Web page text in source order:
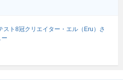
スト8冠クリエイター・エル（Eru）さ
ー